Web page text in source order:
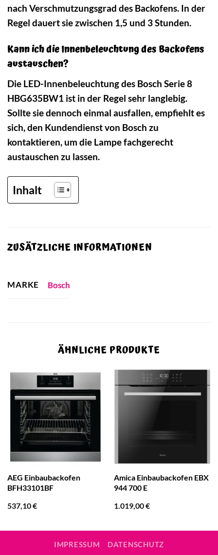
nach Verschmutzungsgrad des Backofens. In der
Regel dauert sie zwischen 1,5 und 3 Stunden.
Kann ich die Innenbeleuchtung des Backofens
austauschen?
Die LED-Innenbeleuchtung des Bosch Serie 8
HBG635BW1 ist in der Regel sehr langlebig.
Sollte sie dennoch einmal ausfallen, empfiehlt es
sich, den Kundendienst von Bosch zu
kontaktieren, um die Lampe fachgerecht
austauschen zu lassen.
Inhalt
ZUSÄTZLICHE INFORMATIONEN
MARKE Bosch
ÄHNLICHE PRODUKTE
AEG Einbaubackofen
BFH33101BF
537,10€
Amica Einbaubackofen EBX
944 700 E
1.019,00€
IMPRESSUM DATENSCHUTZ